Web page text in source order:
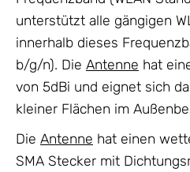
unterstützt alle gängigen
innerhalb dieses
b/g/n). Die Antenne hat
von 5dBi und eignet sich
kleiner Flächen im
Die Antenne hat einen
SMA Stecker mit